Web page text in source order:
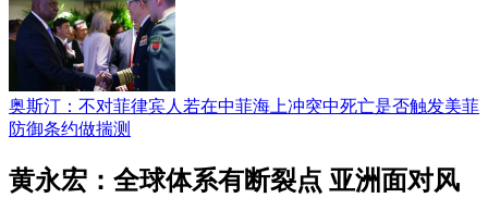
奥斯汀：不对菲律宾人若在中菲海上冲突中死亡是否触发美菲
防御条约做揣测
黄永宏：全球体系有断裂点 亚洲面对风